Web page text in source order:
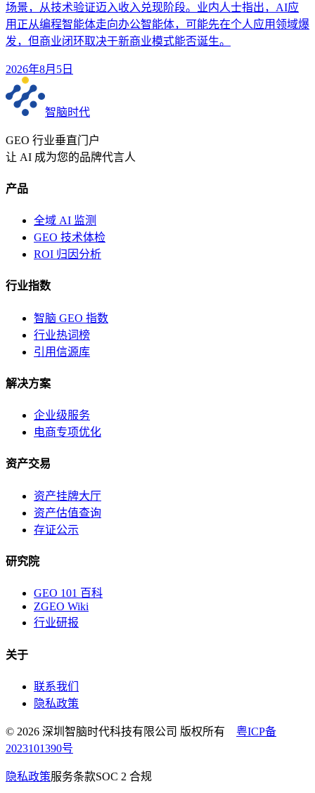
场景，从技术验证迈入收入兑现阶段。业内人士指出，AI应
用正从编程智能体走向办公智能体，可能先在个人应用领域爆
发，但商业闭环取决于新商业模式能否诞生。
2026年8月5日
智脑时代
GEO 行业垂直门户
让 AI 成为您的品牌代言人
产品
全域 AI 监测
GEO 技术体检
ROI 归因分析
行业指数
智脑 GEO 指数
行业热词榜
引用信源库
解决方案
企业级服务
电商专项优化
资产交易
资产挂牌大厅
资产估值查询
存证公示
研究院
GEO 101 百科
ZGEO Wiki
行业研报
关于
联系我们
隐私政策
© 2026 深圳智脑时代科技有限公司 版权所有 粤ICP备
2023101390号
隐私政策服务条款SOC 2 合规